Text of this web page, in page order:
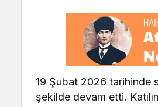
19 Şubat 2026 tarihinde
şekilde devam etti.